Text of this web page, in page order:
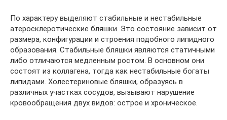
По характеру выделяют стабильные и нестабильные
атеросклеротические бляшки. Это состояние зависит от
размера, конфигурации и строения подобного липидного
образования. Стабильные бляшки являются статичными
либо отличаются медленным ростом. В основном они
состоят из коллагена, тогда как нестабильные богаты
липидами. Холестериновые бляшки, образуясь в
различных участках сосудов, вызывают нарушение
кровообращения двух видов: острое и хроническое.